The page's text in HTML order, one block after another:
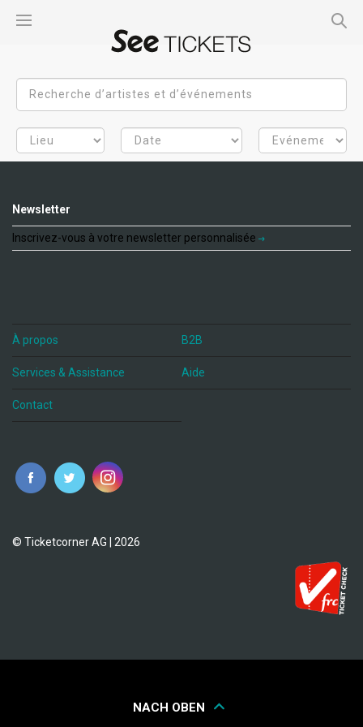
Newsletter
Inscrivez-vous à votre newsletter personnalisée
À propos B2B
Services & Assistance Aide
Contact
fr
© Ticketcorner AG | 2026
NACH OBEN